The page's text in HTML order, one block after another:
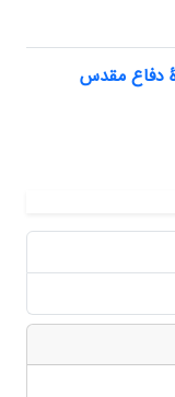
دفاع مقدس